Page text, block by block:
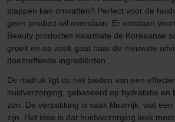
stappen kan omvatten? Perfect voor de
geen product wil overslaan. Er ontstaan
Beauty producten naarmate de Koreaanse
groeit en op zoek gaat naar de nieuwste
doeltreffende ingrediënten.
De nadruk ligt op het bieden van een
huidverzorging, gebaseerd op hydratatie en
zon. De verpakking is vaak kleurrijk, wat
zijn. Het idee is dat huidverzorging leuk